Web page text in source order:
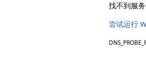
找不到服
尝试运行